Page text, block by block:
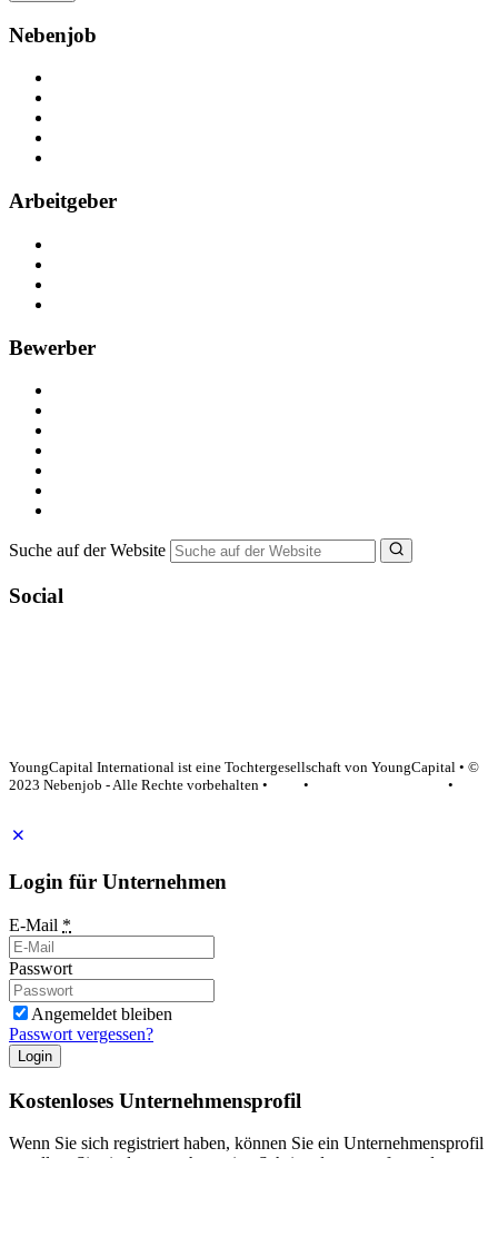
Nebenjob
Arbeitgeber
Bewerber
Suche auf der Website
Social
YoungCapital International ist eine Tochtergesellschaft von YoungCapital • ©
2023 Nebenjob - Alle Rechte vorbehalten •
•
•
Login für Unternehmen
E-Mail *
Passwort
Angemeldet bleiben
Passwort vergessen?
Login
Kostenloses Unternehmensprofil
Wenn Sie sich registriert haben, können Sie ein Unternehmensprofil
erstellen. Sie sind nur noch wenige Schritte davon entfernt, den